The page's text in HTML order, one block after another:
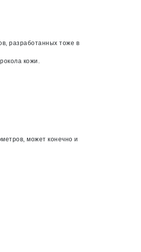
разработанных тоже в
кожи.
может конечно и